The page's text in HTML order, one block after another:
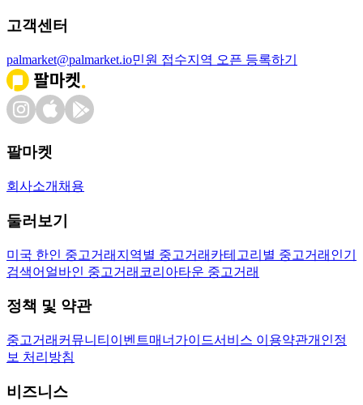
고객센터
palmarket@palmarket.io민원 접수지역 오픈 등록하기
팔마켓
회사소개 채용
둘러보기
미국 한인 중고거래 지역별 중고거래 카테고리별 중고거래 인기
검색어 얼바인 중고거래 코리아타운 중고거래
정책 및 약관
중고거래 커뮤니티 이벤트매너가이드서비스 이용약관개인정
보 처리방침
비즈니스